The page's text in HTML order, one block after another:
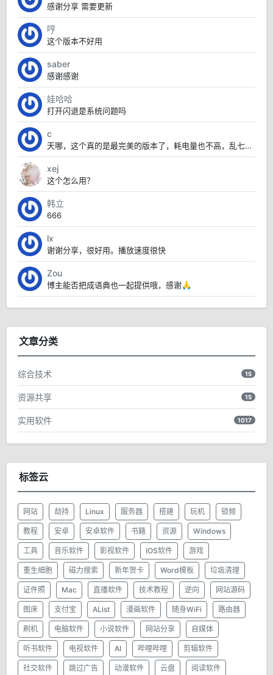
感谢分享 需要更新
哼
这个版本不好用
saber
感谢感谢
娃哈哈
打开闪退是系统问题吗
c
天哪，这个真的是最完美的版本了，耗电量也不高，乱七八糟的也没有，太赞了
xej
这个怎么用？
韩立
666
lx
谢谢分享，很好用。播放速度很快
Zou
博主能否把成语典也一起提供哦，感谢🙏
文章分类
综合技术 15
资源共享 15
实用软件 1017
标签云
网站 劫持 Linux 服务器 搭建 玩机 锁频
教程 安卓 安卓软件 书籍 资源 Windows
工具 音乐软件 影视软件 IOS软件 游戏
重生细胞 磁力搜索 新年贺卡 Word模板 垃圾清理
证件照 Mac 直播软件 技术教程 逆向 网站源码
图床 支付宝 AList 漫画软件 随身WiFi 路由器
刷机 电脑软件 小说软件 网站分享 自媒体
听书软件 电视软件 AI 哔哩哔哩 剪辑软件
社交软件 跳过广告 动漫软件 云盘 阅读软件